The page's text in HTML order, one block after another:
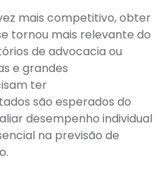
mais competitivo, obter
tornou mais relevante do
de advocacia ou
e grandes
ter
são esperados do
desempenho individual
na previsão de